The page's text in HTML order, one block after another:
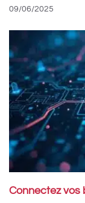
09/06/2025
Connectez vos